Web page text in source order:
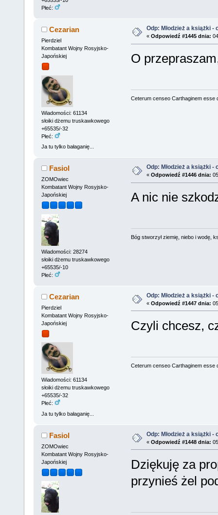
Płeć:
Cezarian
Pierdziel
Kombatant Wojny Rosyjsko-
Japońskiej
Wiadomości: 61134
słoiki dżemu truskawkowego
+65535/-32
Płeć:
Ja tu tylko bałaganię...
Odp: Młodzież a książki -
« Odpowiedź #1445 dnia:
O
Ceterum censeo Carthaginem esse
Fasiol
ZOMOwiec
Kombatant Wojny Rosyjsko-
Japońskiej
Wiadomości: 28274
słoiki dżemu truskawkowego
+65535/-10
Płeć:
Odp: Młodzież a książki -
« Odpowiedź #1446 dnia:
A nic nie
Bóg stworzył ziemię, niebo i wodę,
Cezarian
Pierdziel
Kombatant Wojny Rosyjsko-
Japońskiej
Wiadomości: 61134
słoiki dżemu truskawkowego
+65535/-32
Płeć:
Ja tu tylko bałaganię...
Odp: Młodzież a książki -
« Odpowiedź #1447 dnia:
Czyli chcesz,
Ceterum censeo Carthaginem esse
Fasiol
ZOMOwiec
Kombatant Wojny Rosyjsko-
Japońskiej
Odp: Młodzież a książki -
« Odpowiedź #1448 dnia:
Dziękuję za
przynieś żel